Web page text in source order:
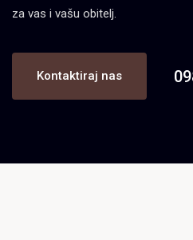
za vas i vašu obitelj.
Kontaktiraj nas